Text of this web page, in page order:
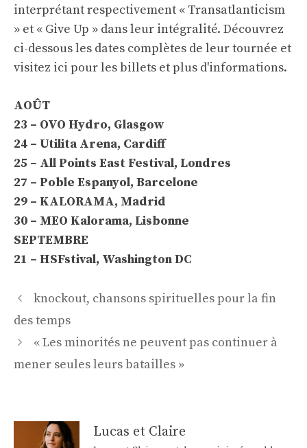
interprétant respectivement « Transatlanticism
» et « Give Up » dans leur intégralité. Découvrez
ci-dessous les dates complètes de leur tournée et
visitez ici pour les billets et plus d'informations.
AOÛT
23 – OVO Hydro, Glasgow
24 – Utilita Arena, Cardiff
25 – All Points East Festival, Londres
27 – Poble Espanyol, Barcelone
29 – KALORAMA, Madrid
30 – MEO Kalorama, Lisbonne
SEPTEMBRE
21 – HSFstival, Washington DC
Navigation
des
knockout, chansons spirituelles pour la fin
des temps
« Les minorités ne peuvent pas continuer à
mener seules leurs batailles »
Lucas et Claire